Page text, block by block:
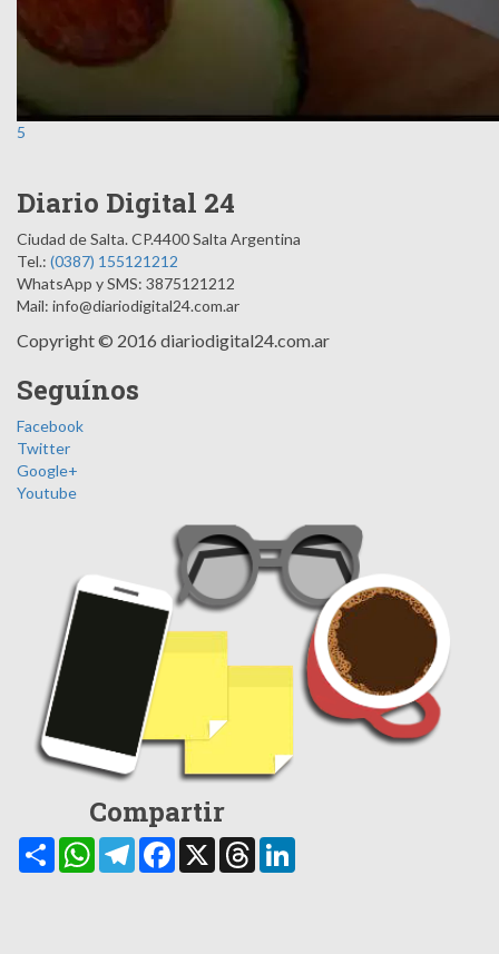
5
Diario Digital 24
Ciudad de Salta.CP.4400Salta Argentina
Tel.: (0387) 155121212
WhatsApp y SMS: 3875121212
Mail: info@diariodigital24.com.ar
Copyright © 2016 diariodigital24.com.ar
Seguínos
Facebook
Twitter
Google+
Youtube
Compartir
CompartirWhatsAppTelegramFacebook
X Threads